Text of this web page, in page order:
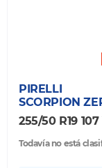
PIRELLI
SCORPION
255/50 R19 107
Todavía no está